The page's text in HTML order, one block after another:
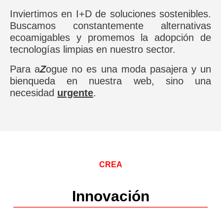
Inviertimos en I+D de soluciones sostenibles.
Buscamos constantemente alternativas
ecoamigables y promemos la adopción de
tecnologías limpias en nuestro sector.
Para aZogue no es una moda pasajera y un
bienqueda en nuestra web, sino una
necesidad urgente.
CREA
Innovación